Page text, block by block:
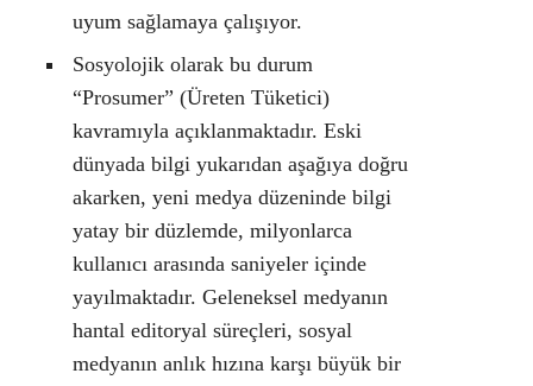
uyum sağlamaya çalışıyor.
Sosyolojik olarak bu durum
“Prosumer” (Üreten Tüketici)
kavramıyla açıklanmaktadır. Eski
dünyada bilgi yukarıdan aşağıya doğru
akarken, yeni medya düzeninde bilgi
yatay bir düzlemde, milyonlarca
kullanıcı arasında saniyeler içinde
yayılmaktadır. Geleneksel medyanın
hantal editoryal süreçleri, sosyal
medyanın anlık hızına karşı büyük bir